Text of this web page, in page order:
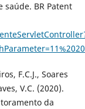
BR Patent
F.C.J., Soares
V.C. (2020).
da